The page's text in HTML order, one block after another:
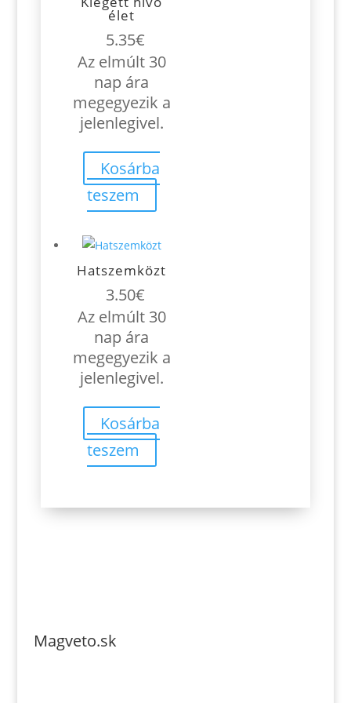
élet
5.35€
Az elmúlt 30
nap ára
megegyezik a
jelenlegivel.
Kosárba
teszem
Hatszemközt
3.50€
Az elmúlt 30
nap ára
megegyezik a
jelenlegivel.
Kosárba
teszem
Magveto.sk